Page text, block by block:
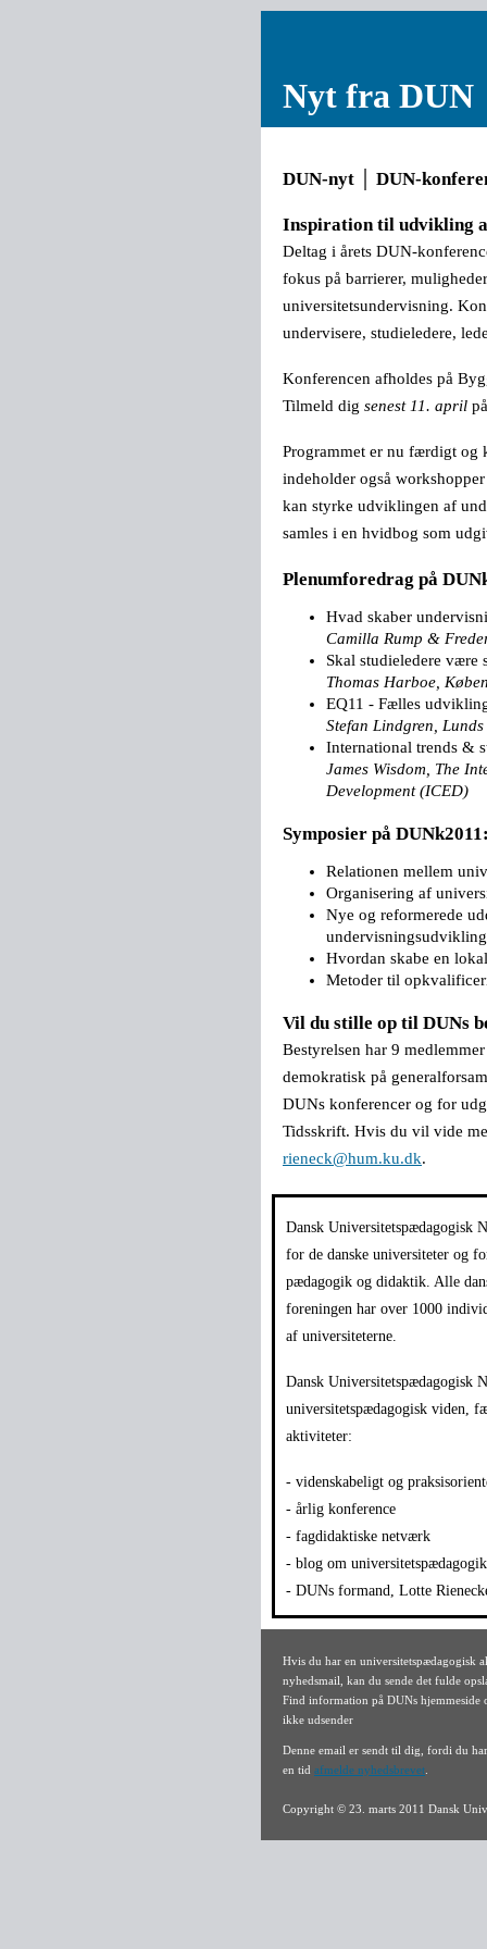
Nyt fra DUN
DUN-nyt │ DUN-
Inspiration til udvikling
Deltag i årets DUN-
fokus på barrierer,
universitetsundervisning.
undervisere, studieledere,
Konferencen afholdes på
Tilmeld dig senest 11. april
Programmet er nu færdigt og
indeholder også
kan styrke udviklingen af
samles i en hvidbog som
Plenumforedrag på
Hvad skaber
Camilla Rump &
Skal studieledere være
Thomas Harboe,
EQ11 - Fælles
Stefan Lindgren,
International trends &
James Wisdom,
The
Development (ICED)
Symposier på
Relationen mellem
Organisering af
Nye og reformerede
undervisningsudvikling
Hvordan skabe en
Metoder til
Vil du stille op til DUNs
Bestyrelsen har 9
demokratisk på
DUNs konferencer og for
Tidsskrift. Hvis du vil vide
rieneck@hum.ku.dk.
Dansk Universitetspædagogisk
for de danske universiteter og
pædagogik og didaktik. Alle
foreningen har over 1000
af universiteterne.
Dansk Universitetspædagogisk
universitetspædagogisk viden,
aktiviteter:
- videnskabeligt og
- årlig konference
- fagdidaktiske netværk
- blog om
- DUNs formand, Lotte
Hvis du har en universitetspædagogisk
nyhedsmail, kan du sende det fulde
Find information på DUNs
ikke udsender
Denne email er sendt til dig, fordi du
en tid afmelde nyhedsbrevet
Copyright © 23. marts 2011 Dansk